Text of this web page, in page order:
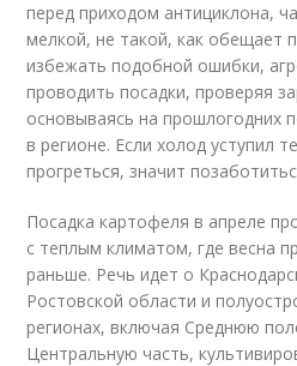
перед приходом антициклона,
мелкой, не такой, как обещает
избежать подобной ошибки,
проводить посадки, проверяя
основываясь на прошлогодних
в регионе. Если холод уступил
прогреться, значит
Посадка картофеля в апреле
с теплым климатом, где весна
раньше. Речь идет о
Ростовской области и
регионах, включая Среднюю
Центральную часть,